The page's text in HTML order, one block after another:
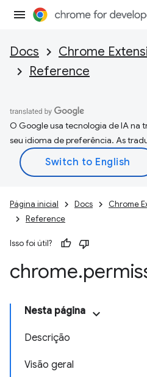
Docs Chrome
Reference
O Google usa tecnologia de IA na
seu idioma de preferência. As
Página inicial Docs Chrome
Reference
Isso foi útil?
chrome.
Nesta página
Descrição
Visão geral